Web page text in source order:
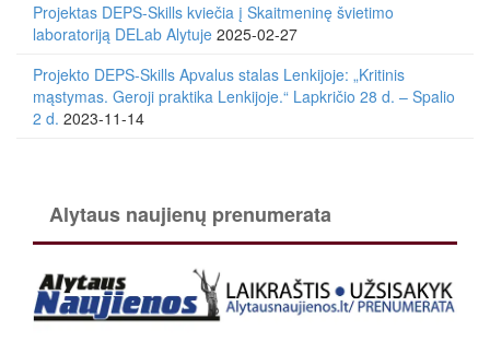
Projektas DEPS-Skills kviečia į Skaitmeninę švietimo
laboratoriją DELab Alytuje 2025-02-27
Projekto DEPS-Skills Apvalus stalas Lenkijoje: „Kritinis
mąstymas. Geroji praktika Lenkijoje.“ Lapkričio 28 d. – Spalio
2 d. 2023-11-14
Alytaus naujienų prenumerata